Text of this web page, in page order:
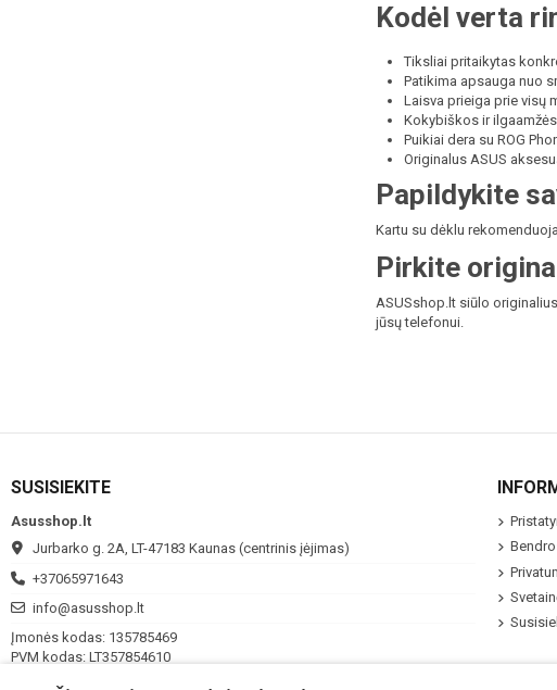
Kodėl verta
Tiksliai pritaikytas
Patikima apsauga nuo
Laisva prieiga prie visų
Kokybiškos ir
Puikiai dera su ROG
Originalus ASUS
Papildykite
Kartu su dėklu
Pirkite
ASUSshop.lt siūlo
jūsų telefonui.
SUSISIEKITE
Asusshop.lt
Jurbarko g. 2A, LT-47183 Kaunas (centrinis įėjimas)
+37065971643
info@asusshop.lt
Įmonės kodas: 135785469
PVM kodas: LT357854610